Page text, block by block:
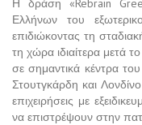
Η δράση «Rebrain
Ελλήνων του
επιδιώκοντας τη
τη χώρα ιδιαίτερα μετά
σε σημαντικά κέντρα
Στουτγκάρδη και
επιχειρήσεις με
να επιστρέψουν στην